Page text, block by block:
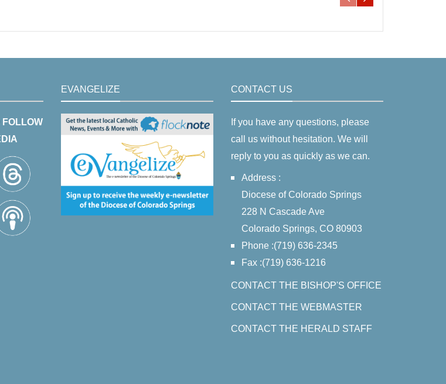
FOLLOW
EVANGELIZE CONTACT US
If you have any questions, please
call us without hesitation. We will
reply to you as quickly as we can.
Address :
Diocese of Colorado Springs
228 N Cascade Ave
Colorado Springs, CO 80903
Phone :(719) 636-2345
Fax :(719) 636-1216
CONTACT THE BISHOP'S OFFICE
CONTACT THE WEBMASTER
CONTACT THE HERALD STAFF